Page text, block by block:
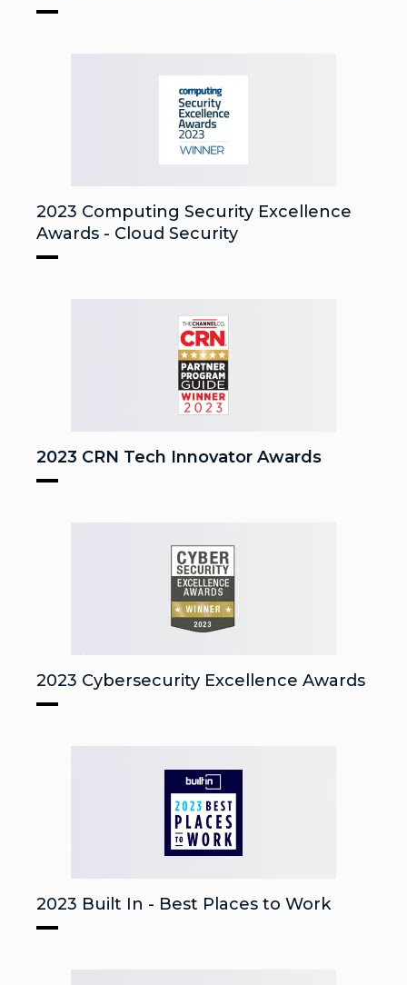
2023 Computing Security Excellence
Awards - Cloud Security
2023 CRN Tech Innovator Awards
2023 Cybersecurity Excellence Awards
2023 Built In - Best Places to Work